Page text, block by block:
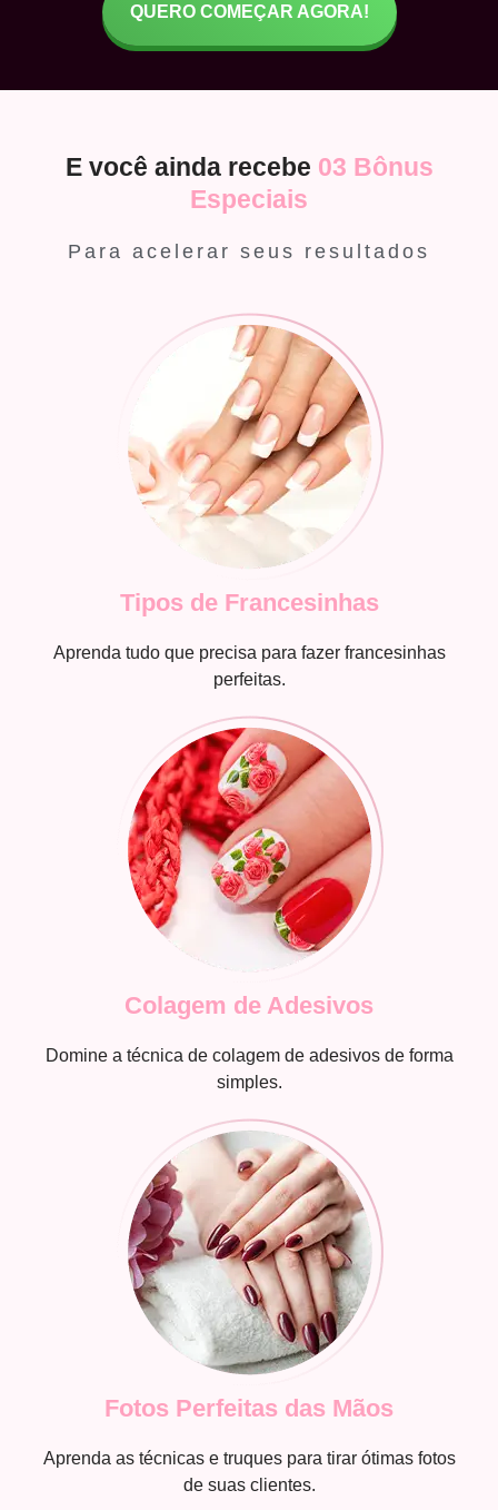
QUERO COMEÇAR AGORA!
E você ainda recebe 03 Bônus
Especiais
Para acelerar seus resultados
Tipos de Francesinhas
Aprenda tudo que precisa para fazer francesinhas
perfeitas.
Colagem de Adesivos
Domine a técnica de colagem de adesivos de forma
simples.
Fotos Perfeitas das Mãos
Aprenda as técnicas e truques para tirar ótimas fotos
de suas clientes.